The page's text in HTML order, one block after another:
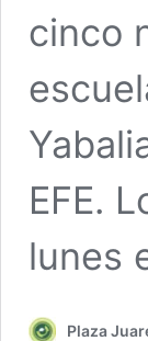
cinco
EFE.
lunes
Plaza